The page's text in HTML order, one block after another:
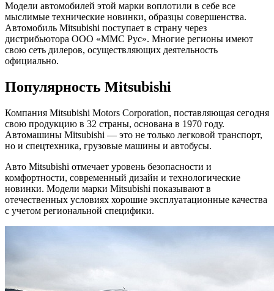
Модели автомобилей этой марки воплотили в себе все
мыслимые технические новинки, образцы совершенства.
Автомобиль Mitsubishi поступает в страну через
дистрибьютора ООО «ММС Рус». Многие регионы имеют
свою сеть дилеров, осуществляющих деятельность
официально.
Популярность Mitsubishi
Компания Mitsubishi Motors Corporation, поставляющая сегодня
свою продукцию в 32 страны, основана в 1970 году.
Автомашины Mitsubishi — это не только легковой транспорт,
но и спецтехника, грузовые машины и автобусы.
Авто Mitsubishi отмечает уровень безопасности и
комфортности, современный дизайн и технологические
новинки. Модели марки Mitsubishi показывают в
отечественных условиях хорошие эксплуатационные качества
с учетом региональной специфики.